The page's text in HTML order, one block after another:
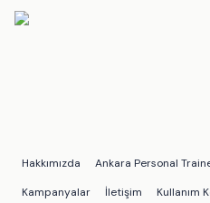
Hakkımızda Ankara Personal
Kampanyalar
İletişim Kullanım